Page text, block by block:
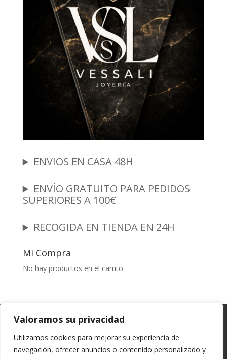
Valoramos su privacidad
Utilizamos cookies para mejorar su experiencia de
navegación, ofrecer anuncios o contenido personalizado y
ENVIOS EN CASA 48H
ENVÍO GRATUITO PARA PEDIDOS
SUPERIORES A 100€
RECOGIDA EN TIENDA EN 24H
Mi Compra
No hay productos en el carrito.
Garantia y Autenticidad
Política de Privacidad
Políticas de Cookies
Mi cuenta